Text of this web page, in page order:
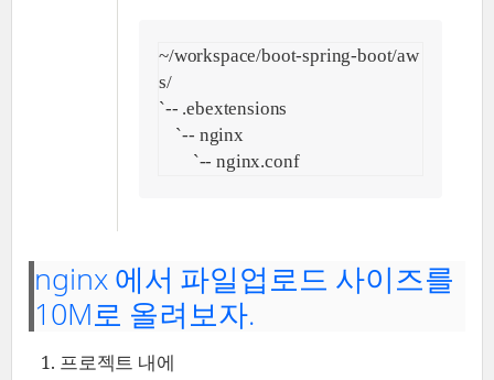
~/workspace/boot-spring-boot/aw
s/
`-- .ebextensions
        `-- nginx.conf
nginx 에서 파일업로드 사이즈를
10M로 올려보자.
프로젝트 내에